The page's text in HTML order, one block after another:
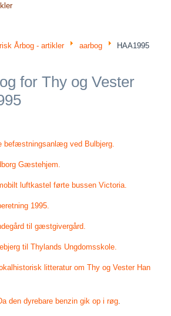
Årbog - artikler aarbog HAA1995
for Thy og Vester
befæstningsanlæg ved Bulbjerg.
Gæstehjem.
luftkastel førte bussen Victoria.
1995.
til gæstgivergård.
til Thylands Ungdomsskole.
litteratur om Thy og Vester Han
den dyrebare benzin gik op i røg